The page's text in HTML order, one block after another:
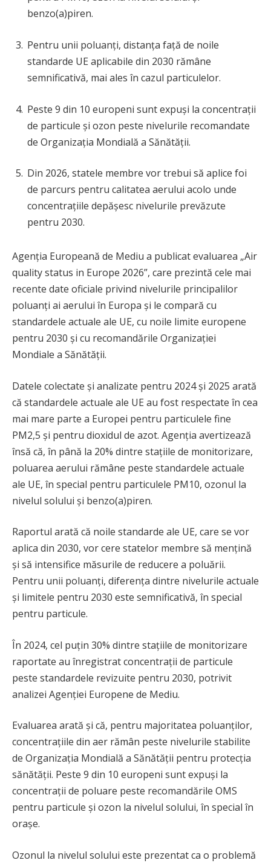
benzo(a)piren.
Pentru unii poluanți, distanța față de noile
standarde UE aplicabile din 2030 rămâne
semnificativă, mai ales în cazul particulelor.
Peste 9 din 10 europeni sunt expuși la concentrații
de particule și ozon peste nivelurile recomandate
de Organizația Mondială a Sănătății.
Din 2026, statele membre vor trebui să aplice foi
de parcurs pentru calitatea aerului acolo unde
concentrațiile depășesc nivelurile prevăzute
pentru 2030.
Agenția Europeană de Mediu a publicat evaluarea „Air
quality status in Europe 2026”, care prezintă cele mai
recente date oficiale privind nivelurile principalilor
poluanți ai aerului în Europa și le compară cu
standardele actuale ale UE, cu noile limite europene
pentru 2030 și cu recomandările Organizației
Mondiale a Sănătății.
Datele colectate și analizate pentru 2024 și 2025 arată
că standardele actuale ale UE au fost respectate în cea
mai mare parte a Europei pentru particulele fine
PM2,5 și pentru dioxidul de azot. Agenția avertizează
însă că, în până la 20% dintre stațiile de monitorizare,
poluarea aerului rămâne peste standardele actuale
ale UE, în special pentru particulele PM10, ozonul la
nivelul solului și benzo(a)piren.
Raportul arată că noile standarde ale UE, care se vor
aplica din 2030, vor cere statelor membre să mențină
și să intensifice măsurile de reducere a poluării.
Pentru unii poluanți, diferența dintre nivelurile actuale
și limitele pentru 2030 este semnificativă, în special
pentru particule.
În 2024, cel puțin 30% dintre stațiile de monitorizare
raportate au înregistrat concentrații de particule
peste standardele revizuite pentru 2030, potrivit
analizei Agenției Europene de Mediu.
Evaluarea arată și că, pentru majoritatea poluanților,
concentrațiile din aer rămân peste nivelurile stabilite
de Organizația Mondială a Sănătății pentru protecția
sănătății. Peste 9 din 10 europeni sunt expuși la
concentrații de poluare peste recomandările OMS
pentru particule și ozon la nivelul solului, în special în
orașe.
Ozonul la nivelul solului este prezentat ca o problemă